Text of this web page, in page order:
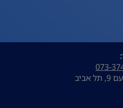
073-